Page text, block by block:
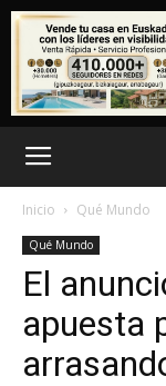
Inicio Qué Mundo
Qué Mundo
El
apuesta